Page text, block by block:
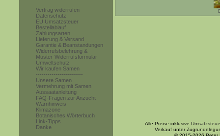
Vertrag widerrufen
Datenschutz
EU Umsatzsteuer
Bestellablauf
Zahlungsarten
Lieferung & Versand
Garantie & Beanstandungen
Widerrufsbelehrung &
Muster-Widerrufsformular
Umweltschutz
Wir kaufen Samen
------------------------
Unsere Samen
Vermehrung mit Samen
Aussaatanleitung
FAQ-Fragen zur Anzucht
Warnhinweis
Klimazone
Botanisches Wörterbuch
Link-Tipps
Danke
Alle Preise inklusive
Verkauf unter